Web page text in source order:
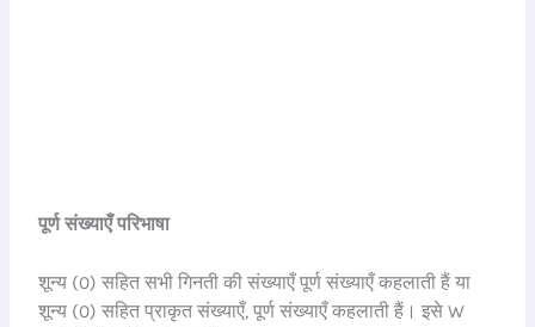
पूर्ण संख्याएँ परिभाषा
शून्य (0) सहित सभी गिनती की संख्याएँ पूर्ण संख्याएँ कहलाती हैं या
शून्य (0) सहित प्राकृत संख्याएँ, पूर्ण संख्याएँ कहलाती हैं। इसे W